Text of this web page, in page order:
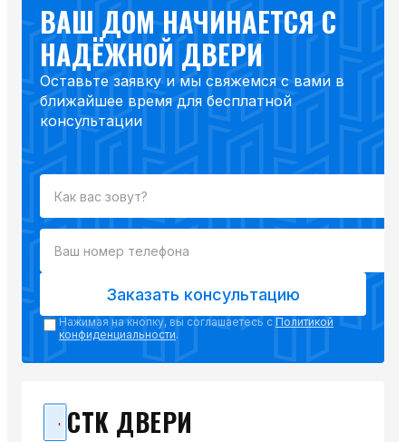
ВАШ ДОМ НАЧИНАЕТСЯ С
НАДЁЖНОЙ ДВЕРИ
Оставьте заявку и мы свяжемся с вами в
ближайшее время для бесплатной
консультации
Заказать консультацию
Нажимая на кнопку, вы соглашаетесь с Политикой
конфиденциальности.
СТК ДВЕРИ